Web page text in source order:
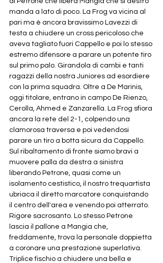
manda a lato di poco. La Frog va vicina al
pari ma è ancora bravissimo Lavezzi di
testa a chiudere un cross pericoloso che
aveva tagliato fuori Cappello e poi lo stesso
estremo difensore a parare un potente tiro
sul primo palo. Girandola di cambi e tanti
ragazzi della nostra Juniores ad esordiere
con la prima squadra. Oltre a De Marinis,
oggi titolare, entrano in campo De Rienzo,
Cerolla, Ahmed e Zanzarella. La Frog sfiora
ancora la rete del 2-1, colpendo una
clamorosa traversa e poi vedendosi
parare un tiro a botta sicura da Cappello.
Sul ribaltamento di fronte siamo bravi a
muovere palla da destra a sinistra
liberando Petrone, quasi come un
isolamento cestistico, il nostro trequartista
ubriaca il diretto marcatore conquistando
il centro dell'area e venendo poi atterrato.
Rigore sacrosanto. Lo stesso Petrone
lascia il pallone a Mangia che,
freddamente, trova la personale doppietta
a coronare una prestazione superlativa.
Triplice fischio a chiudere una bella e